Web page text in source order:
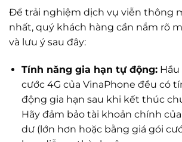
Để trải nghiệm dịch vụ viễn thông
nhất, quý khách hàng cần nắm rõ
và lưu ý sau đây:
Tính năng gia hạn tự động:Hầu
cước 4G của VinaPhone đều có
động gia hạn sau khi kết thúc
Hãy đảm bảo tài khoản chính
dư (lớn hơn hoặc bằng giá gói